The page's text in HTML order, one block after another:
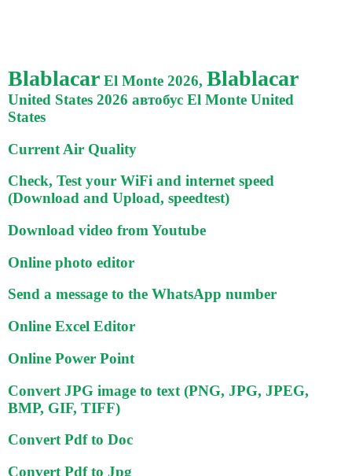
Blablacar El Monte 2026, Blablacar
United States 2026 автобус El Monte United
States
Current Air Quality
Check, Test your WiFi and internet speed
(Download and Upload, speedtest)
Download video from Youtube
Online photo editor
Send a message to the WhatsApp number
Online Excel Editor
Online Power Point
Convert JPG image to text (PNG, JPG, JPEG,
BMP, GIF, TIFF)
Convert Pdf to Doc
Convert Pdf to Jpg